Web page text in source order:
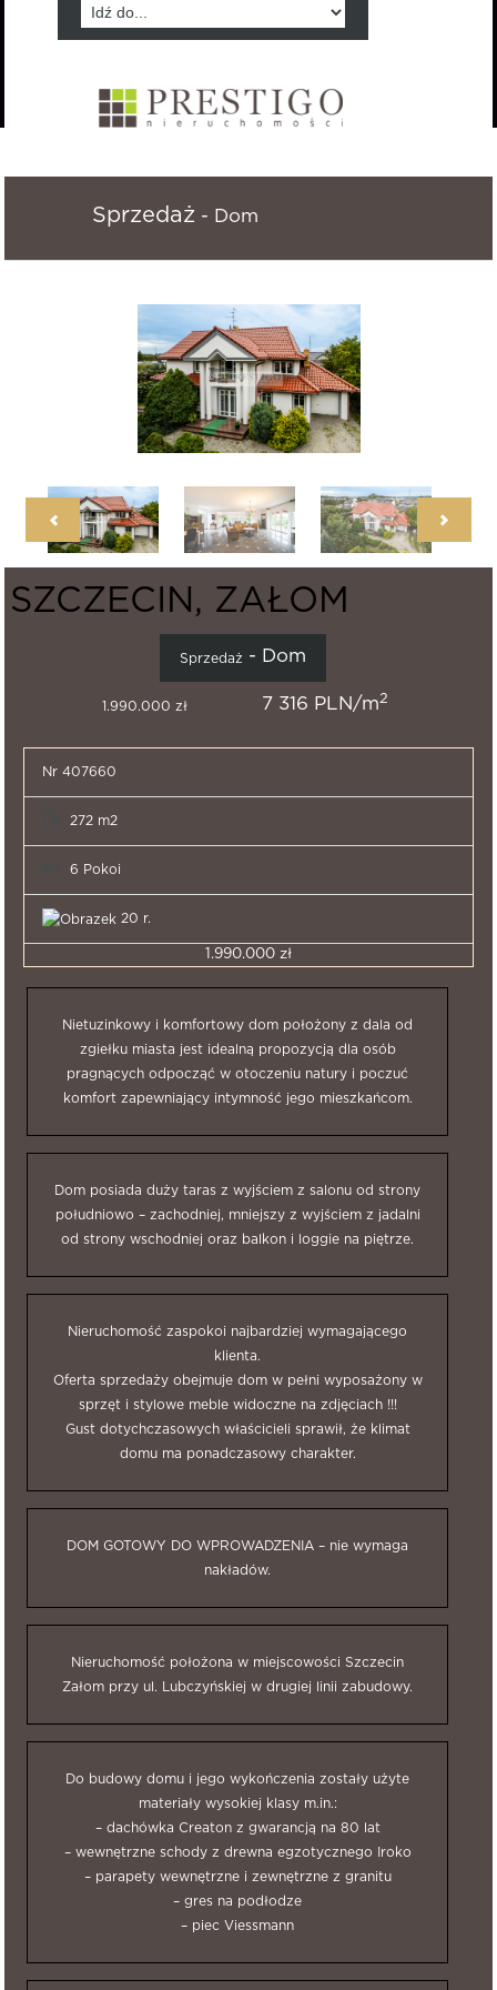
Sprzedaż - Dom
SZCZECIN, ZAŁOM
Sprzedaż - Dom
1.990.000 zł 7 316 PLN/m2
Nr 407660
272 m2
6 Pokoi
20 r.
1.990.000 zł
Nietuzinkowy i komfortowy dom położony z dala od
zgiełku miasta jest idealną propozycją dla osób
pragnących odpocząć w otoczeniu natury i poczuć
komfort zapewniający intymność jego mieszkańcom.
Dom posiada duży taras z wyjściem z salonu od strony
południowo – zachodniej, mniejszy z wyjściem z jadalni
od strony wschodniej oraz balkon i loggie na piętrze.
Nieruchomość zaspokoi najbardziej wymagającego
klienta.
Oferta sprzedaży obejmuje dom w pełni wyposażony w
sprzęt i stylowe meble widoczne na zdjęciach !!!
Gust dotychczasowych właścicieli sprawił, że klimat
domu ma ponadczasowy charakter.
DOM GOTOWY DO WPROWADZENIA – nie wymaga
nakładów.
Nieruchomość położona w miejscowości Szczecin
Załom przy ul. Lubczyńskiej w drugiej linii zabudowy.
Do budowy domu i jego wykończenia zostały użyte
materiały wysokiej klasy m.in.:
– dachówka Creaton z gwarancją na 80 lat
– wewnętrzne schody z drewna egzotycznego Iroko
– parapety wewnętrzne i zewnętrzne z granitu
– gres na podłodze
– piec Viessmann